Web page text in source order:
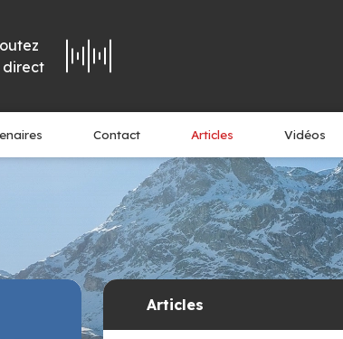
direct
Contact Articles Vidéos
Articles